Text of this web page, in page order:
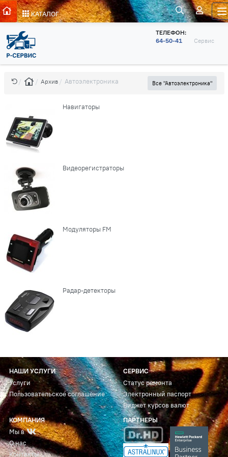
КАТАЛОГ
ТЕЛЕФОН:
64-50-41
Сервис
Архив Автоэлектроника Все "Автоэлектроника"
Навигаторы
Видеорегистраторы
Модуляторы FM
Радар-детекторы
НАШИ УСЛУГИ
Услуги
Пользовательское соглашение
СЕРВИС
Статус ремонта
Электронный паспорт
Виджет курсов валют
КОМПАНИЯ
Мы в
О нас
Контакты
ПАРТНЕРЫ